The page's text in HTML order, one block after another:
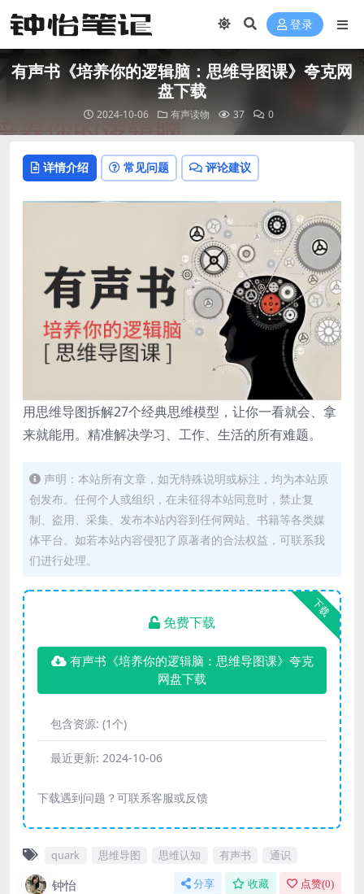
登录
有声书《培养你的逻辑脑：思维导图课》夸克网
盘下载
2024-10-06 有声读物 37 0
详情介绍 常见问题 评论建议
用思维导图拆解27个经典思维模型，让你一看就会、拿
来就能用。精准解决学习、工作、生活的所有难题。
声明：本站所有文章，如无特殊说明或标注，均为本站原
创发布。任何个人或组织，在未征得本站同意时，禁止复
制、盗用、采集、发布本站内容到任何网站、书籍等各类媒
体平台。如若本站内容侵犯了原著者的合法权益，可联系我
们进行处理。
下载
免费下载
有声书《培养你的逻辑脑：思维导图课》夸克
网盘下载
包含资源: (1个)
最近更新: 2024-10-06
下载遇到问题？可联系客服或反馈
quark 思维导图 思维认知 有声书 通识
钟怡 分享 收藏 点赞(0)